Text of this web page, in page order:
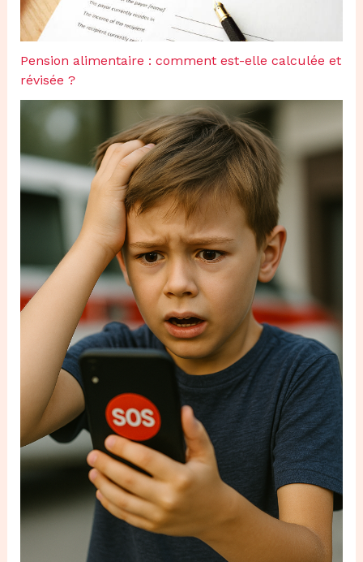
Pension alimentaire : comment est-elle calculée et
révisée ?